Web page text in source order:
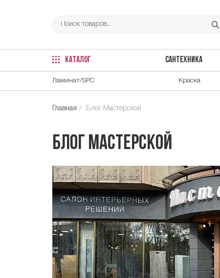
КАТАЛОГ САНТЕХНИКА
Ламинат/SPC Краска
Главная Блог Мастерской
Блог Мастерской